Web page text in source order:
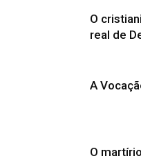
O
real de
A
O